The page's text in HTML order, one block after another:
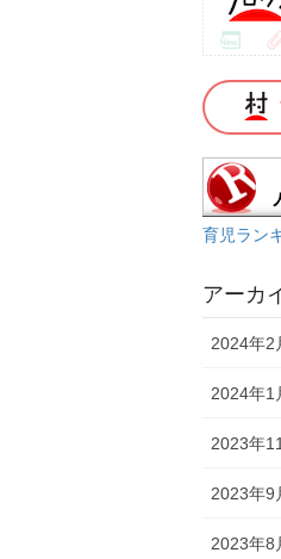
育児ラン
アーカ
2024年2
2024年1
2023年
2023年9
2023年8